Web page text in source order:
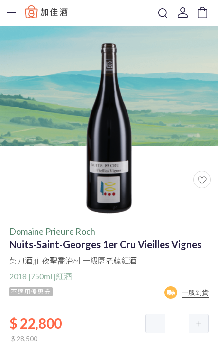
Baccus
Domaine Prieure Roch
Nuits-Saint-Georges 1er Cru Vieilles Vignes
菜刀酒莊 夜聖喬治村 一級園老藤紅酒
2018 |750ml |紅酒
不適用優惠券 一般到貨
$ 22,800
$ 28,500